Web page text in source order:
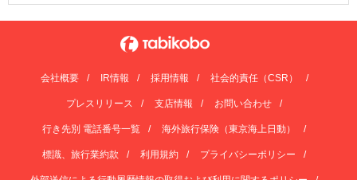
会社概要 IR情報 採用情報 社会的責任（CSR）
プレスリリース 支店情報 お問い合わせ
行き先別 電話番号一覧 海外旅行保険（東京海上日動）
標識、旅行業約款 利用規約 プライバシーポリシー